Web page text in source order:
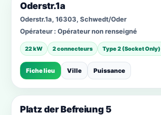
Oderstr.1a
Oderstr.1a, 16303, Schwedt/Oder
Opérateur : Opérateur non renseigné
22 kW 2 connecteurs Type 2 (Socket
Fiche lieu Ville Puissance
Platz der Befreiung 5